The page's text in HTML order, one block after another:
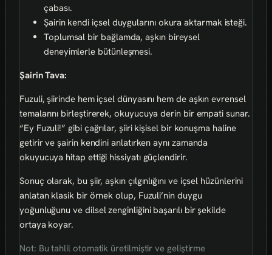
çabası.
Şairin kendi içsel duygularını okura aktarmak isteği.
Toplumsal bir bağlamda, aşkın bireysel
deneyimlerle bütünleşmesi.
Şairin Tava:
Fuzuli, şiirinde hem içsel dünyasını hem de aşkın evrensel
temalarını birleştirerek, okuyucuya derin bir empati sunar.
“Ey Fuzuli!” gibi çağrılar, şiiri kişisel bir konuşma haline
getirir ve şairin kendini anlatırken aynı zamanda
okuyucuya hitap ettiği hissiyatı güçlendirir.
Sonuç olarak, bu şiir, aşkın çılgınlığını ve içsel hüzünlerini
anlatan klasik bir örnek olup, Fuzuli’nin duygu
yoğunluğunu ve dilsel zenginliğini başarılı bir şekilde
ortaya koyar.
Not: Bu tahlil otomatik üretilmiştir ve geliştirme